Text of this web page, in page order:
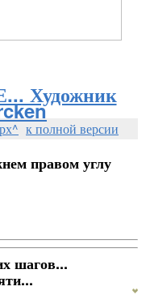
Художник
к полной версии
правом углу
шагов...